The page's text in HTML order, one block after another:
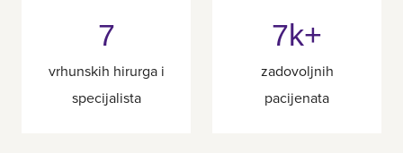
7
vrhunskih hirurga i
specijalista
7k+
zadovoljnih
pacijenata